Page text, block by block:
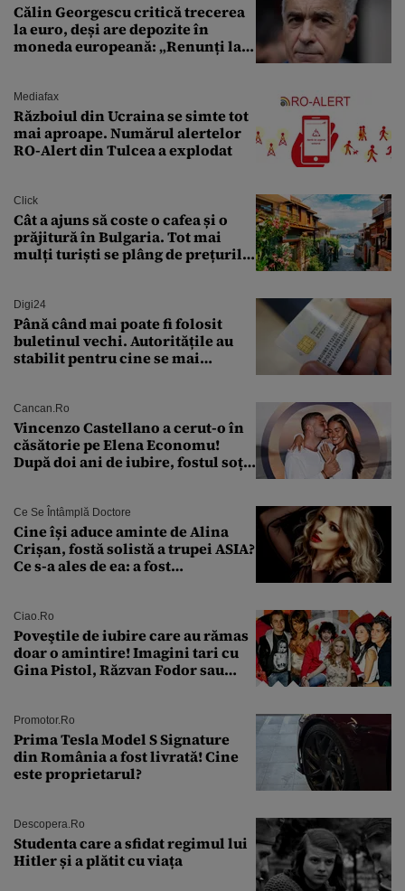
Călin Georgescu critică trecerea
la euro, deși are depozite în
moneda europeană: „Renunți la
Mediafax
Războiul din Ucraina se simte tot
mai aproape. Numărul alertelor
RO-Alert din Tulcea a explodat
Click
Cât a ajuns să coste o cafea și o
prăjitură în Bulgaria. Tot mai
mulți turiști se plâng de prețurile
Digi24
Până când mai poate fi folosit
buletinul vechi. Autoritățile au
stabilit pentru cine se mai
Cancan.ro
Vincenzo Castellano a cerut-o în
căsătorie pe Elena Economu!
După doi ani de iubire, fostul soț
Ce Se Întâmplă Doctore
Cine își aduce aminte de Alina
Crișan, fostă solistă a trupei ASIA?
Ce s-a ales de ea: a fost
Ciao.ro
Poveştile de iubire care au rămas
doar o amintire! Imagini tari cu
Gina Pistol, Răzvan Fodor sau
Promotor.ro
Prima Tesla Model S Signature
din România a fost livrată! Cine
este proprietarul?
Descopera.ro
Studenta care a sfidat regimul lui
Hitler și a plătit cu viața